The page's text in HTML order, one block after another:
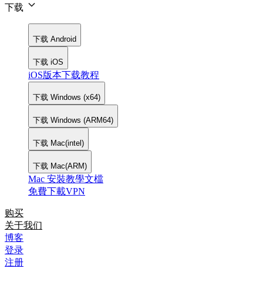
下载
下载 Android
下载 iOS
iOS版本下载教程
下载 Windows (x64)
下载 Windows (ARM64)
下载 Mac(intel)
下载 Mac(ARM)
Mac 安裝教學文檔
免費下載VPN
购买
关于我们
博客
登录
注册